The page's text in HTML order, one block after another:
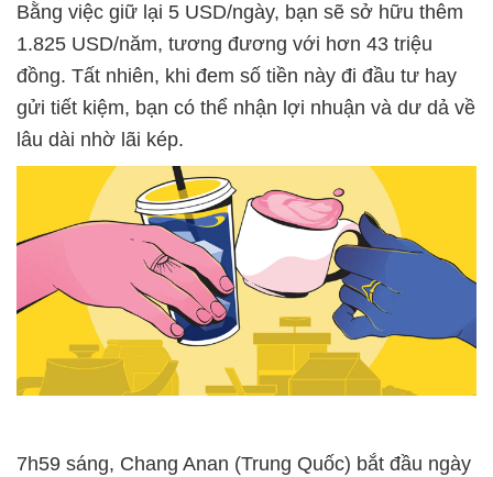
Bằng việc giữ lại 5 USD/ngày, bạn sẽ sở hữu thêm
1.825 USD/năm, tương đương với hơn 43 triệu
đồng. Tất nhiên, khi đem số tiền này đi đầu tư hay
gửi tiết kiệm, bạn có thể nhận lợi nhuận và dư dả về
lâu dài nhờ lãi kép.
7h59 sáng, Chang Anan (Trung Quốc) bắt đầu ngày